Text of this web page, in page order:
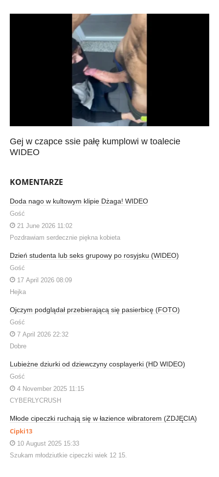
Gej w czapce ssie pałę kumplowi w toalecie
WIDEO
KOMENTARZE
Doda nago w kultowym klipie Dżaga! WIDEO
Gość
21 June 2026 11:02
Pozdrawiam serdecznie piękna kobieta
Dzień studenta lub seks grupowy po rosyjsku (WIDEO)
Gość
17 April 2026 08:09
Hejka
Ojczym podglądał przebierającą się pasierbicę (FOTO)
Gość
7 April 2026 22:32
Dobre
Lubieżne dziurki od dziewczyny cosplayerki (HD WIDEO)
Gość
4 November 2025 11:15
CYBERLYCRUSH
Młode cipeczki ruchają się w łazience wibratorem (ZDJĘCIA)
Cipki13
10 August 2025 15:33
Szukam młodziutkie cipeczki wiek 12 15.